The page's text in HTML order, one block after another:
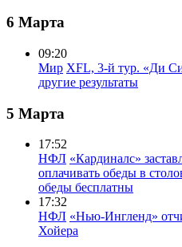
6 Марта
09:20
Мир XFL, 3-й тур. «Ди
другие результаты
5 Марта
17:52
НФЛ «Кардиналс»
оплачивать обеды в
обеды бесплатны
17:32
НФЛ «Нью-Ингленд»
Хойера